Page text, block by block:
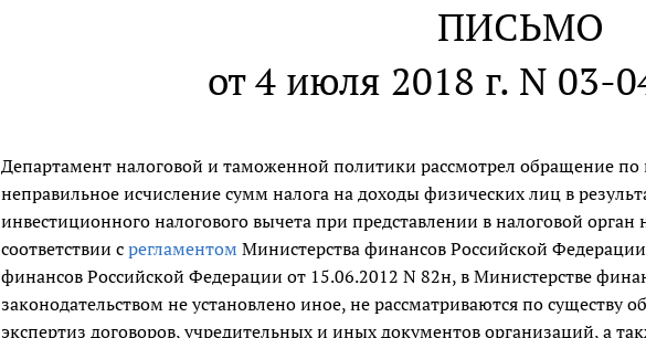
ПИСЬМО
от 4 июля 2018 г. N 03-
Департамент налоговой и таможенной политики рассмотрел обращение по
неправильное исчисление сумм налога на доходы физических лиц в
инвестиционного налогового вычета при представлении в налоговой
соответствии с регламентом Министерства финансов Российской
финансов Российской Федерации от 15.06.2012 N 82н, в Министерстве
законодательством не установлено иное, не рассматриваются по
экспертиз договоров, учредительных и иных документов организаций, а